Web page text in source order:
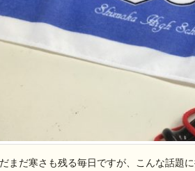
まだ寒さも残る毎日ですが、こんな話題